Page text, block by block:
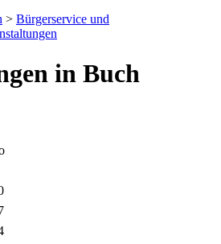
> Bürgerservice und
in Buch